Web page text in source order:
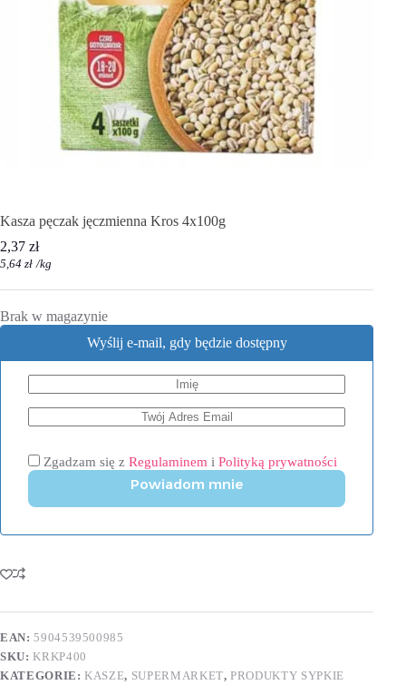
Kasza pęczak jęczmienna Kros 4x100g
2,37 zł
5,64 zł /kg
Brak w magazynie
Wyślij e-mail, gdy będzie dostępny
Zgadzam się z Regulaminem i Polityką prywatności
Powiadom mnie
EAN:5904539500985
SKU:KRKP400
KATEGORIE:KASZE, SUPERMARKET,PRODUKTY SYPKIE